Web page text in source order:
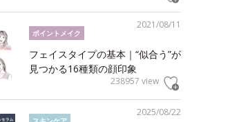
2021/08/11
ポイントメイク
フェイスタイプの基本｜“似合う”が
見つかる16種類の顔印象
238957 view
2025/08/22